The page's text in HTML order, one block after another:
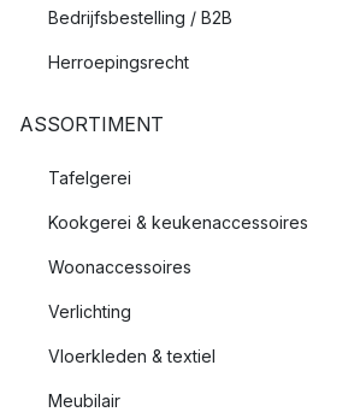
Bedrijfsbestelling / B2B
Herroepingsrecht
ASSORTIMENT
Tafelgerei
Kookgerei & keukenaccessoires
Woonaccessoires
Verlichting
Vloerkleden & textiel
Meubilair